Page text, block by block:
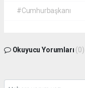
#Cumhurbaşkanı
Okuyucu Yorumları (0)